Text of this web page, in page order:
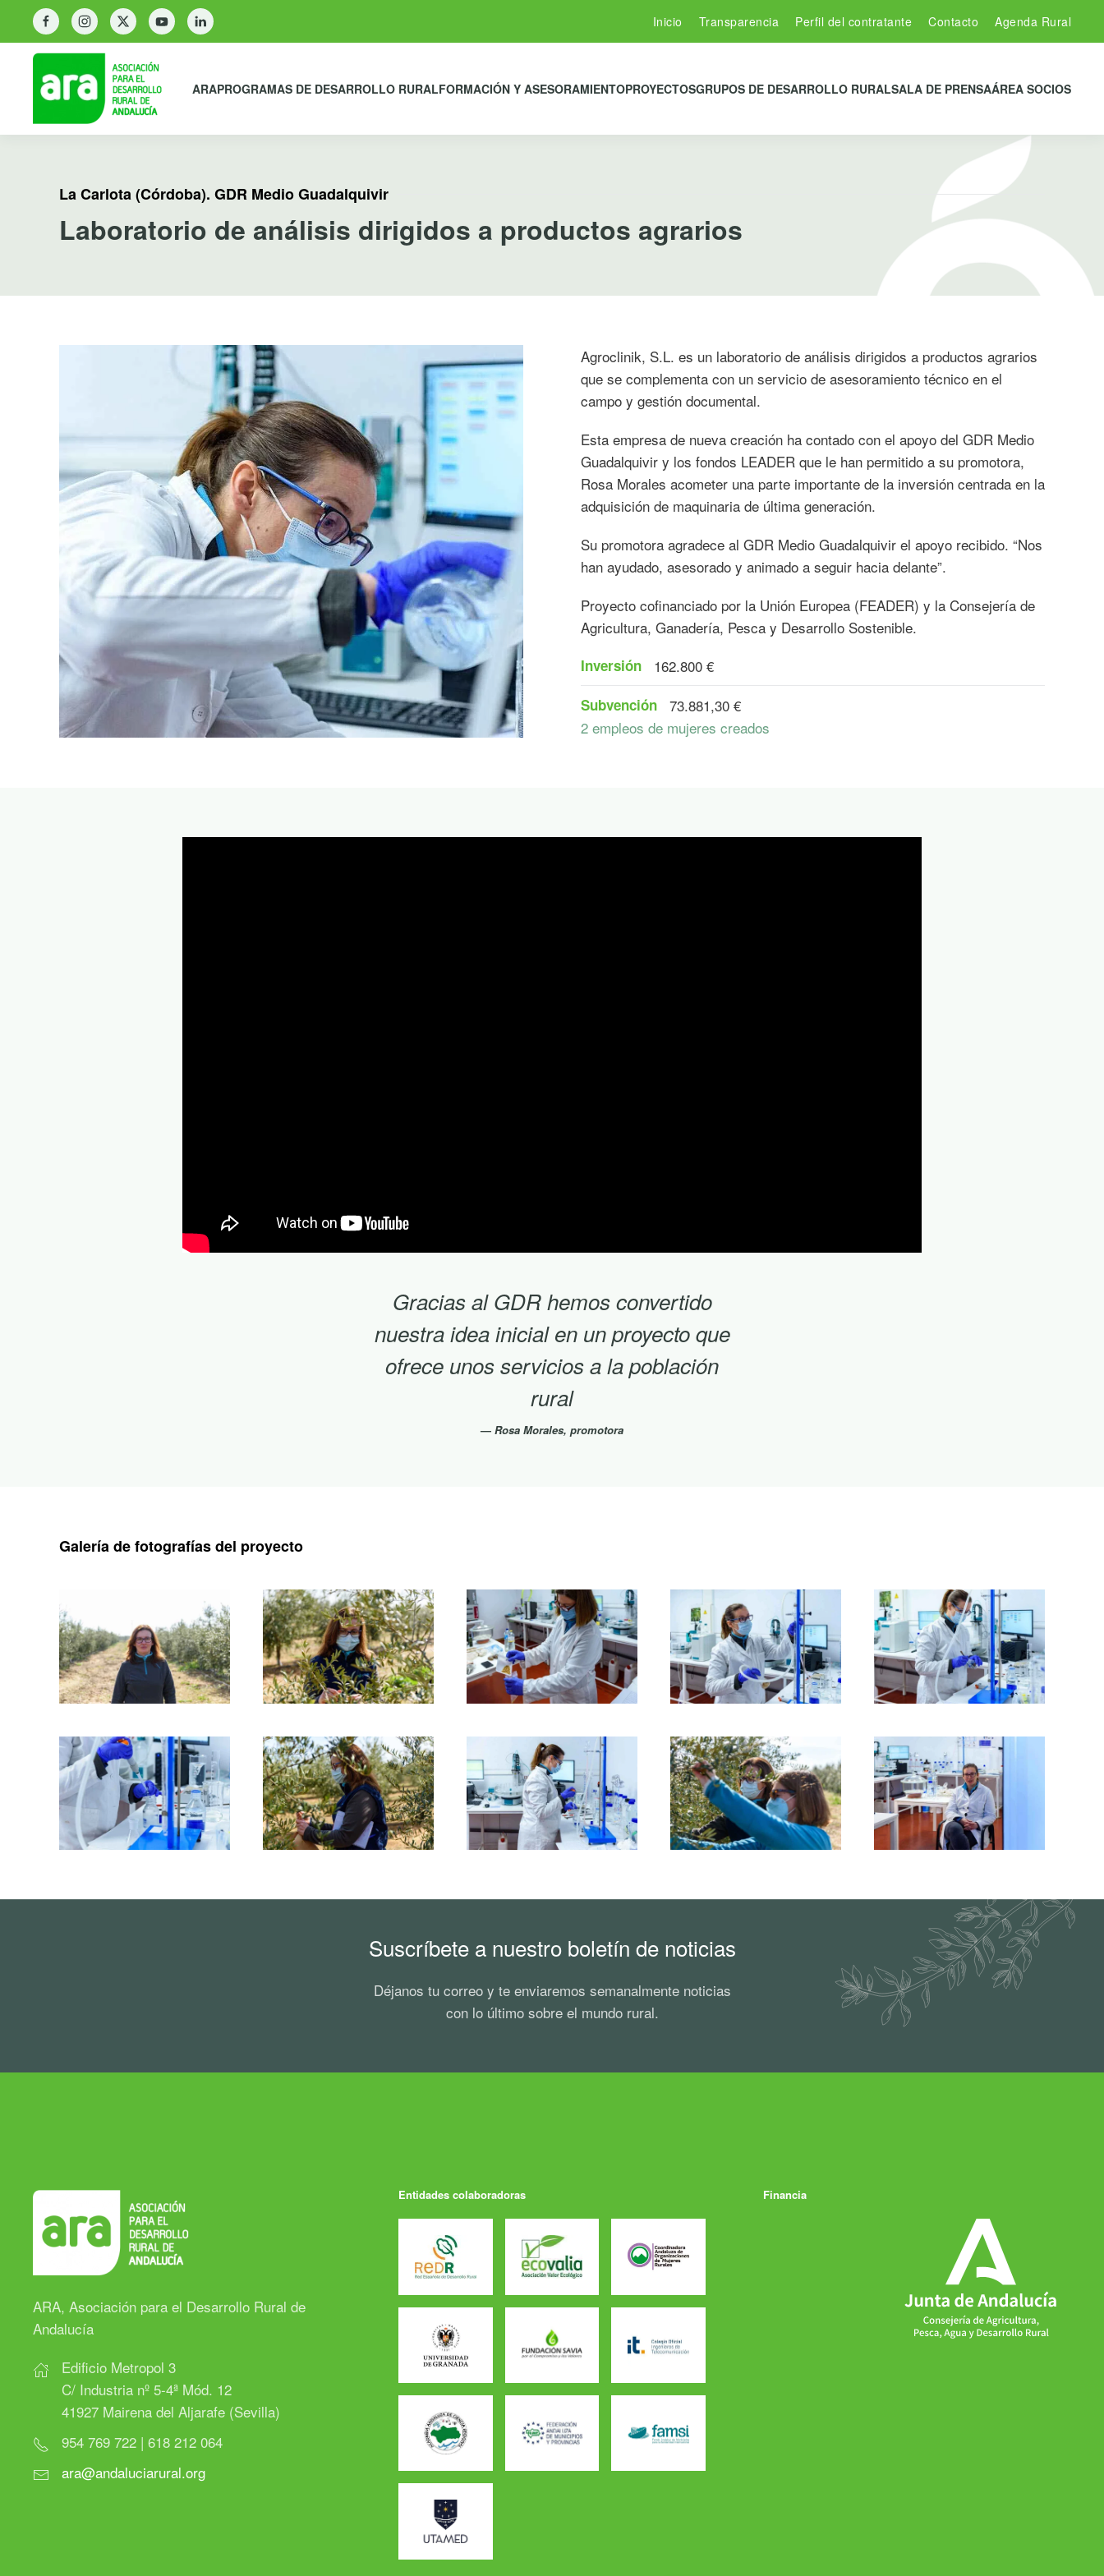
Inicio Transparencia Perfil del contratante Contacto Agenda Rural
ARAPROGRAMAS DE DESARROLLO RURALFORMACIÓN Y ASESORAMIENTOPROYECTOSGRUPOS DE DESARROLLO RURALSALA DE PRENSAÁREA SOCIOS
La Carlota (Córdoba). GDR Medio Guadalquivir
Laboratorio de análisis dirigidos a productos agrarios
Agroclinik, S.L. es un laboratorio de análisis dirigidos a productos agrarios
que se complementa con un servicio de asesoramiento técnico en el
campo y gestión documental.
Esta empresa de nueva creación ha contado con el apoyo del GDR Medio
Guadalquivir y los fondos LEADER que le han permitido a su promotora,
Rosa Morales acometer una parte importante de la inversión centrada en la
adquisición de maquinaria de última generación.
Su promotora agradece al GDR Medio Guadalquivir el apoyo recibido. “Nos
han ayudado, asesorado y animado a seguir hacia delante”.
Proyecto cofinanciado por la Unión Europea (FEADER) y la Consejería de
Agricultura, Ganadería, Pesca y Desarrollo Sostenible.
Inversión 162.800 €
Subvención
73.881,30 €
2 empleos de mujeres creados
Gracias al GDR hemos convertido
nuestra idea inicial en un proyecto que
ofrece unos servicios a la población
rural
Rosa Morales, promotora
Galería de fotografías del proyecto
Ampliar Ampliar Ampliar Ampliar Ampliar
Ampliar Ampliar Ampliar Ampliar Ampliar
Suscríbete a nuestro boletín de noticias
Déjanos tu correo y te enviaremos semanalmente noticias
con lo último sobre el mundo rural.
ARA, Asociación para el Desarrollo Rural de
Andalucía
Edificio Metropol 3
C/ Industria nº 5-4ª Mód. 12
41927 Mairena del Aljarafe (Sevilla)
954 769 722 | 618 212 064
ara@andaluciarural.org
Entidades colaboradoras Financia